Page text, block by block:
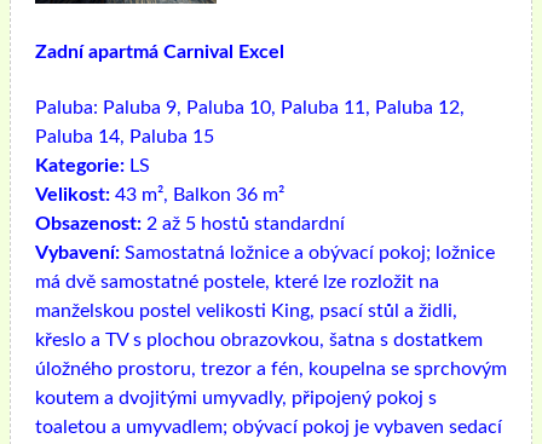
Zadní apartmá Carnival Excel
Paluba: Paluba 9, Paluba 10, Paluba 11, Paluba 12,
Paluba 14, Paluba 15
Kategorie: LS
Velikost: 43 m², Balkon 36 m²
Obsazenost: 2 až 5 hostů standardní
Vybavení: Samostatná ložnice a obývací pokoj; ložnice
má dvě samostatné postele, které lze rozložit na
manželskou postel velikosti King, psací stůl a židli,
křeslo a TV s plochou obrazovkou, šatna s dostatkem
úložného prostoru, trezor a fén, koupelna se sprchovým
koutem a dvojitými umyvadly, připojený pokoj s
toaletou a umyvadlem; obývací pokoj je vybaven sedací